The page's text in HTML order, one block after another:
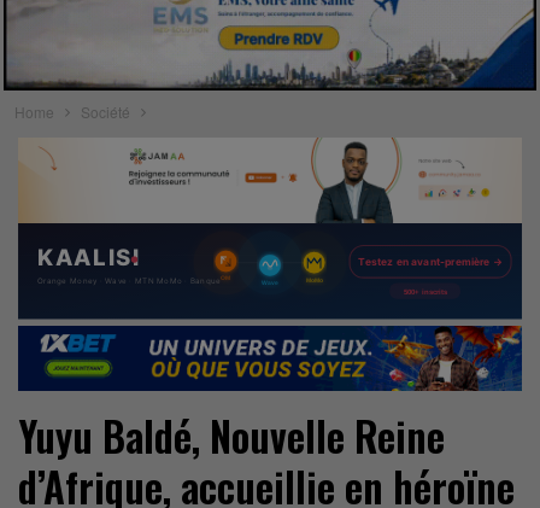
Home Société
Yuyu Baldé, Nouvelle Reine
d’Afrique, accueillie en héroïne